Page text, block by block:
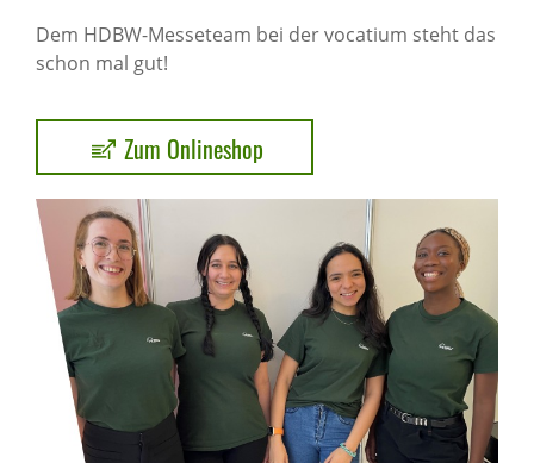
Dem HDBW-Messeteam bei der vocatium steht das
schon mal gut!
Zum Onlineshop